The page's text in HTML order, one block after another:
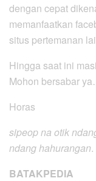
dengan cepat
memanfaatkan
situs pertemanan
Hingga saat ini
Mohon bersabar
Horas
sipeop na otik
ndang hahurangan.
BATAKPEDIA